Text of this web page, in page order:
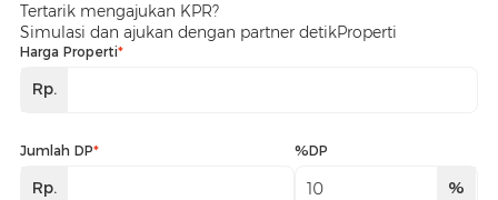
Tertarik mengajukan KPR?
Simulasi dan ajukan dengan partner detikProperti
Harga Properti*
Rp.
Jumlah DP*
Rp.
%DP
%